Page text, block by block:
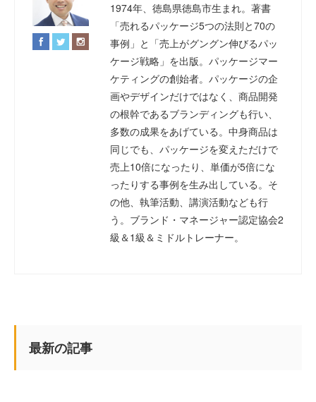
1974年、徳島県徳島市生まれ。著書
「売れるパッケージ5つの法則と70の
事例」と「売上がグングン伸びるパッ
ケージ戦略」を出版。パッケージマー
ケティングの創始者。パッケージの企
画やデザインだけではなく、商品開発
の根幹であるブランディングも行い、
多数の成果をあげている。中身商品は
同じでも、パッケージを変えただけで
売上10倍になったり、単価が5倍にな
ったりする事例を生み出している。そ
の他、執筆活動、講演活動なども行
う。ブランド・マネージャー認定協会2
級＆1級＆ミドルトレーナー。
最新の記事